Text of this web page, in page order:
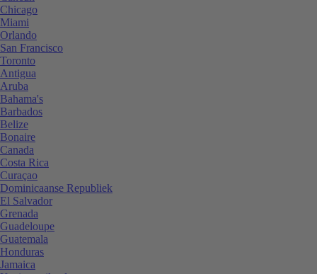
Chicago
Miami
Orlando
San Francisco
Toronto
Antigua
Aruba
Bahama's
Barbados
Belize
Bonaire
Canada
Costa Rica
Curaçao
Dominicaanse Republiek
El Salvador
Grenada
Guadeloupe
Guatemala
Honduras
Jamaica